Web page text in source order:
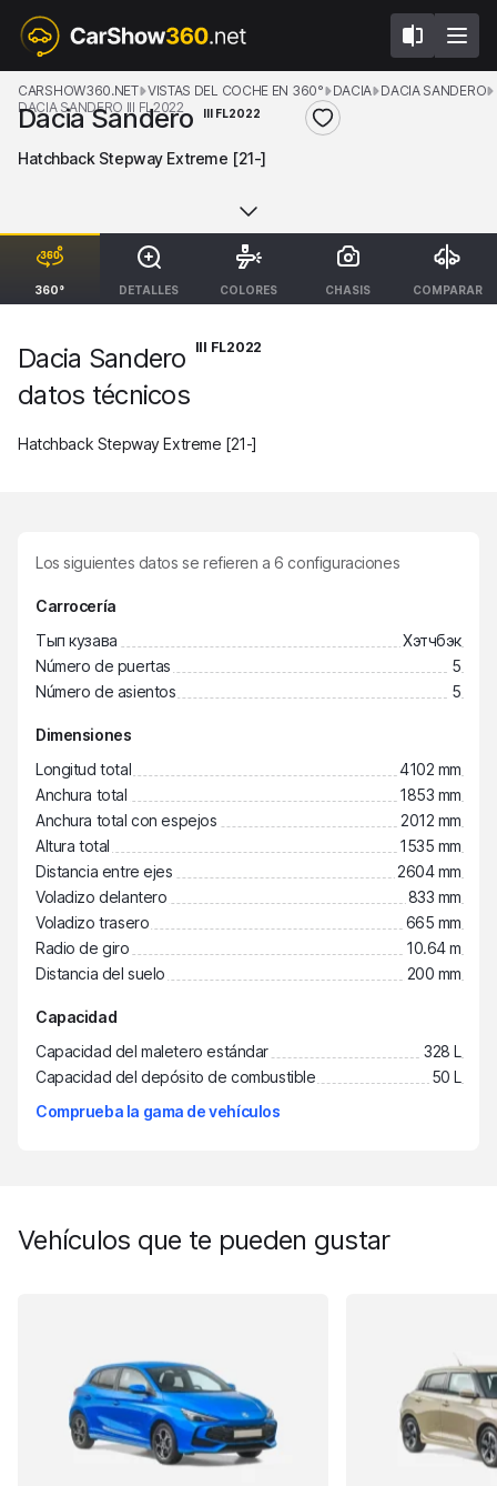
360° DETALLES COLORES CHASIS COMPARAR
CARSHOW360.NET VISTAS DEL COCHE EN 360° DACIA DACIA SANDERO
DACIA SANDERO III FL2022
Dacia Sandero III FL2022
Hatchback Stepway Extreme [21-]
Dacia Sandero III FL2022
datos técnicos
Hatchback Stepway Extreme [21-]
Los siguientes datos se refieren a6 configuraciones
Carrocería
Тып кузава
Хэтчбэк
Número de puertas
5
Número de asientos
5
Dimensiones
Longitud total
4102 mm
Anchura total
1853 mm
Anchura total con espejos
2012 mm
Altura total
1535 mm
Distancia entre ejes
2604 mm
Voladizo delantero
833 mm
Voladizo trasero
665 mm
Radio de giro
10.64 m
Distancia del suelo
200 mm
Capacidad
Capacidad del maletero estándar
328 L
Capacidad del depósito de combustible
50 L
Comprueba la gama de vehículos
Vehículos que te pueden gustar